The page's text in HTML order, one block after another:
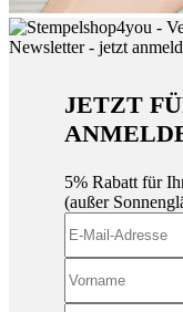
JETZT
5% Rabatt für
(außer